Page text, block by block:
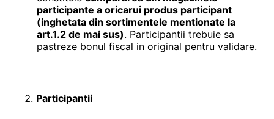
participante a oricarui produs participant
(inghetata din sortimentele mentionate la
art.1.2 de mai sus). Participantii trebuie sa
pastreze bonul fiscal in original pentru validare.
Participantii